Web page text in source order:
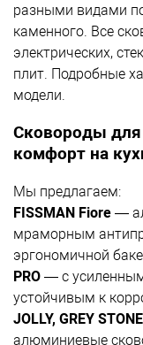
разными видами
каменного. Все
электрических,
плит. Подробные
модели.
Сковороды
комфорт на
Мы предлагаем:
FISSMAN Fiore —
мраморным
эргономичной
PRO — с
устойчивым к
JOLLY, GREY
алюминиевые